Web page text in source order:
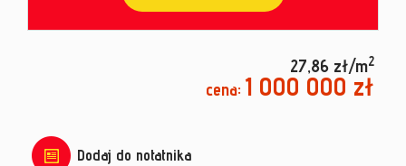
27,86 zł/m2
cena: 1 000 000 zł
Dodaj do notatnika